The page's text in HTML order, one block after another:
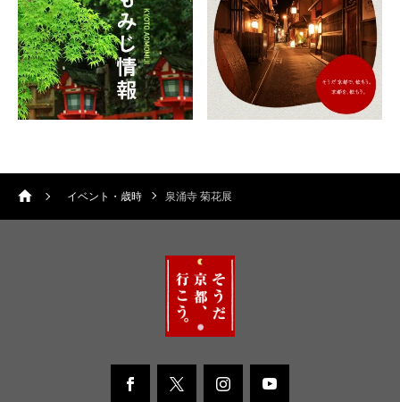
イベント・歳時 泉涌寺 菊花展